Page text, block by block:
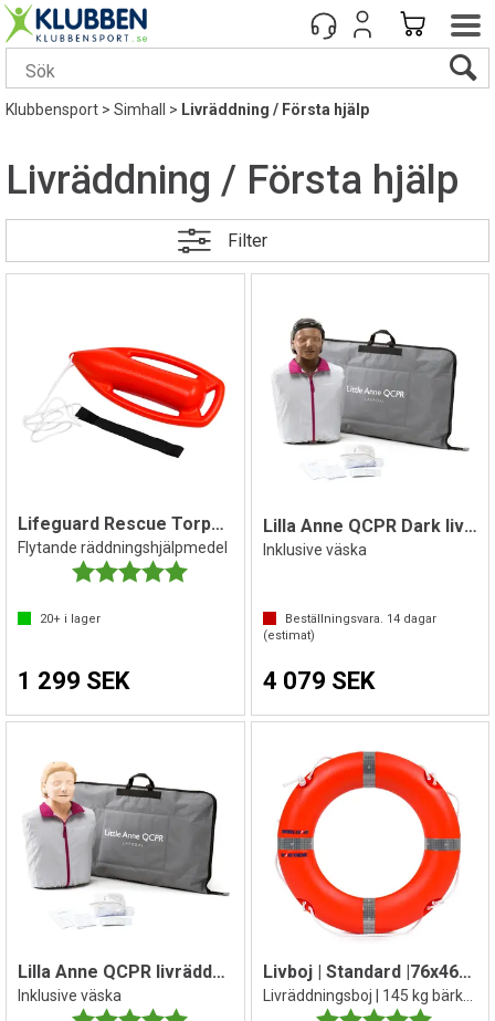
Klubbensport>Simhall > Livräddning / Första hjälp
Livräddning / Första hjälp
Filter
Lifeguard Rescue Torpedo
Flytande räddningshjälpmedel
Betyg:
5.0 utav 5 stjärnor
20+ i lager
1 299 SEK
Lilla Anne QCPR Dark livräddningsdocka
Inklusive väska
Beställningsvara. 14dagar
(estimat)
4 079 SEK
Lilla Anne QCPR livräddningsdocka
Inklusive väska
Betyg:
5.0 utav 5 stjärnor
Livboj | Standard |76x46x10 cm
Livräddningsboj | 145 kg bärkraft
Betyg: